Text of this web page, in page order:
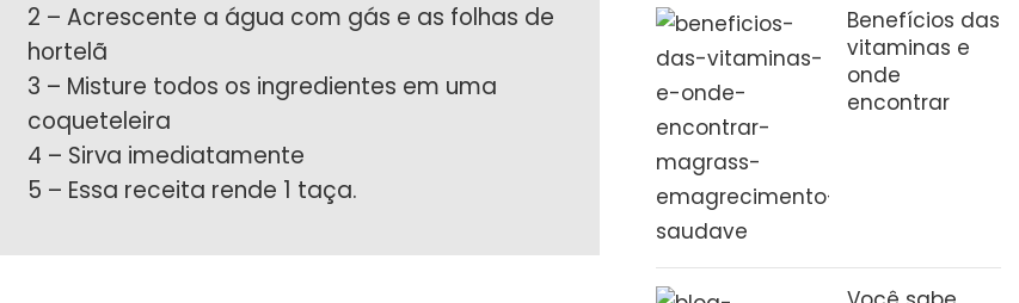
2 – Acrescente a água com gás e as folhas de
hortelã
3 – Misture todos os ingredientes em uma
coqueteleira
4 – Sirva imediatamente
5 – Essa receita rende 1 taça.
Benefícios das
vitaminas e
onde
encontrar